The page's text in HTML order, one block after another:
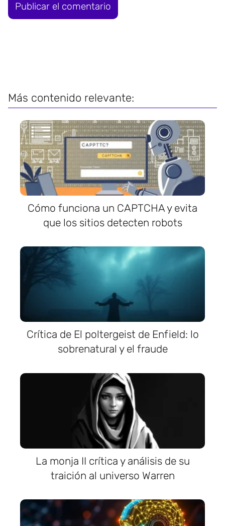
Más contenido relevante:
Cómo funciona un CAPTCHA y evita
que los sitios detecten robots
Crítica de El poltergeist de Enfield: lo
sobrenatural y el fraude
La monja II crítica y análisis de su
traición al universo Warren